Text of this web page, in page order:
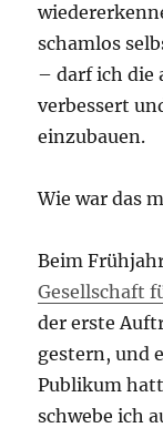
schamlos
– darf ich die
verbessert
einzubauen.
Wie war das
Beim
Gesellschaft
der erste
gestern, und
Publikum
schwebe ich